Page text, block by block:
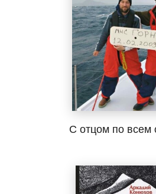
С отцом по всем